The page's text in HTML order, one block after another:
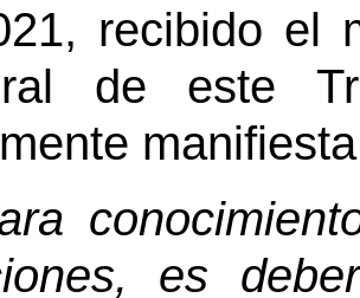
recibido el
de este
es